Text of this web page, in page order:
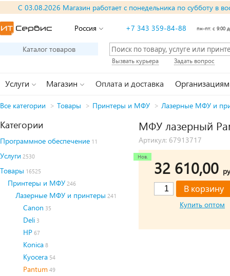
С 03.08.2026 Магазин работает с понедельника по субботу в
Россия +7 343 359-84-88 пн-пт: с 9:00
Каталог товаров
Вызвать курьера Задать вопрос
Услуги Магазин Оплата и доставка Организациям
Все категории > Товары > Принтеры и МФУ > Лазерные МФУ и
Категории
Программное обеспечение 11
Услуги 2530
Товары 16525
Принтеры и МФУ 246
Лазерные МФУ и принтеры 241
Canon 35
Deli 3
HP 67
Konica 8
Kyocera 54
Pantum 49
МФУ лазерный
Артикул: 67913717
32 610,00
Купить оптом